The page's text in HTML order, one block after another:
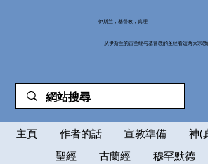
伊斯兰，基督教，真理
从伊斯兰的古兰经与基督教的圣经看这两大宗
主頁 作者的話 宣教準備 神(
聖經
古蘭經 穆罕默德